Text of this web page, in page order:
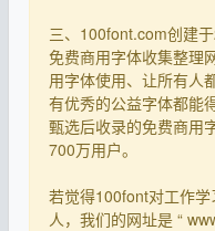
三、100font.com创建
免费商用字体收集整理
用字体使用、让所有人
有优秀的公益字体都能
甄选后收录的免费商用
700万用户。
若觉得100font对工作
人，我们的网址是 “